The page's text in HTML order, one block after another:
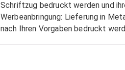
Schriftzug bedruckt werden und
Werbeanbringung: Lieferung in
nach Ihren Vorgaben bedruckt